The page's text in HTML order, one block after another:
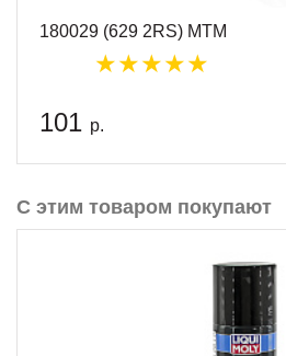
180029 (629 2RS) MTM
101 р.
С этим товаром покупают